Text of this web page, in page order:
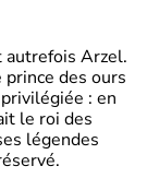
autrefois Arzel.
prince des ours
: en
le roi des
légendes